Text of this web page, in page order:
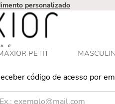
personalizado
PETIT
código de acesso por